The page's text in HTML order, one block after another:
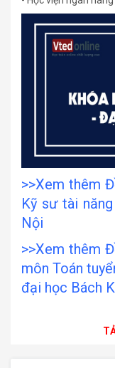
>>Xem thêm
Kỹ sư tài
Nội
>>Xem thêm
môn Toán
đại học Bách